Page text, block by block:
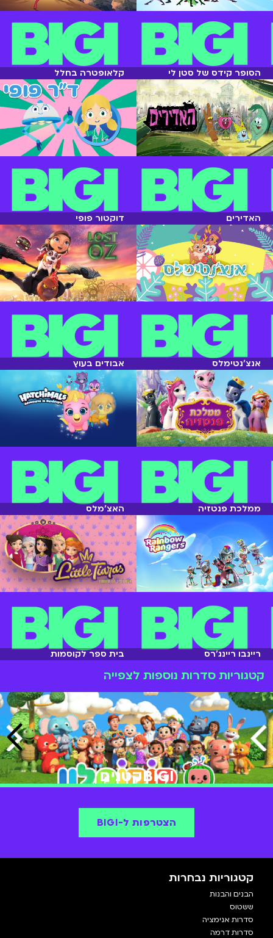
הסופר קידס של סטן לי קלאופטרה בחלל
האדירים דוקטור פופי
אנצ'נטימלס אבודים בעוץ
ממלכת פנטזיה האצ'מלס
ריינבו ריינג'רס בית ספר לקוסמות
קטגוריות סדרות נוספות לצפייה
BIGIקטנים
הצטרפות ל-BIGI
קטגוריות נבחרות
הבנים והבנות
ששטוס
סדרות אנימציה
סדרות דרמה